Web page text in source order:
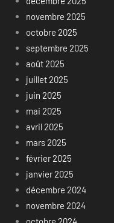
novembre 2025
octobre 2025
septembre 2025
août 2025
juillet 2025
juin 2025
mai 2025
avril 2025
mars 2025
février 2025
janvier 2025
décembre 2024
novembre 2024